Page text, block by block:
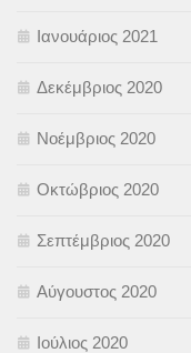
Ιανουάριος 2021
Δεκέμβριος 2020
Νοέμβριος 2020
Οκτώβριος 2020
Σεπτέμβριος 2020
Αύγουστος 2020
Ιούλιος 2020